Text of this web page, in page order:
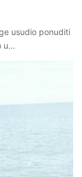
usudio ponuditi
u…